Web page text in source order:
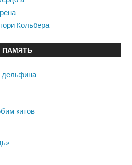
Кольбера
дельфина
китов